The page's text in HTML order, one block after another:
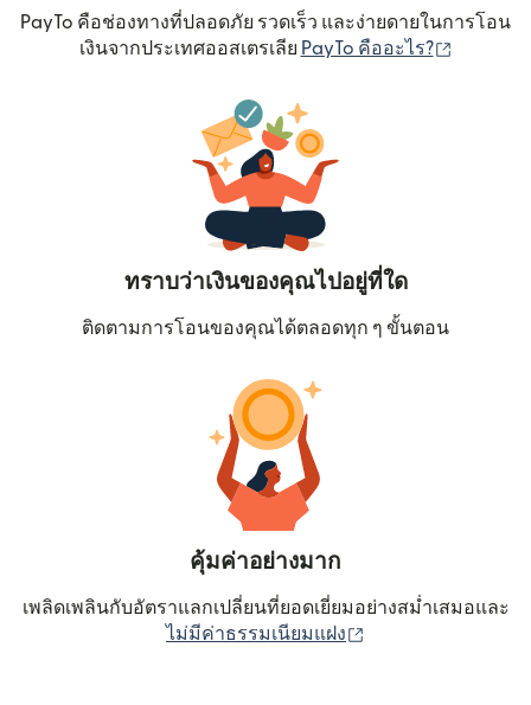
PayTo คือช่องทางที่ปลอดภัย รวดเร็ว และง่ายดายในการโอน
เงินจากประเทศออสเตรเลีย PayTo คืออะไร?
ทราบว่าเงินของคุณไปอยู่ที่ใด
ติดตามการโอนของคุณได้ตลอดทุก ๆ ขั้นตอน
คุ้มค่าอย่างมาก
เพลิดเพลินกับอัตราแลกเปลี่ยนที่ยอดเยี่ยมอย่างสม่ำเสมอและ
ไม่มีค่าธรรมเนียมแฝง